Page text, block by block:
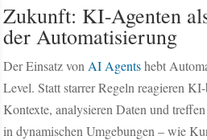
Zukunft: KI-Agenten
der Automatisierung
Der Einsatz von AI Agentshebt
Level. Statt starrer Regeln reagieren
Kontexte, analysieren Daten und
in dynamischen Umgebungen – wie